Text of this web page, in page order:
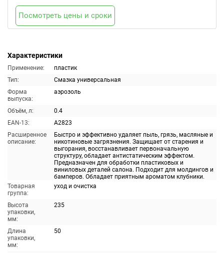
Характеристики
Применение:
пластик
Тип:
Смазка универсальная
Форма
выпуска:
аэрозоль
Объём, л:
0.4
EAN-13:
A2823
Расширенное
описание:
Быстро и эффективно удаляет пыль, грязь, масляные и
никотиновые загрязнения. Защищает от старения и
выгорания, восстанавливает первоначальную
структуру, обладает антистатическим эффектом.
Предназначен для обработки пластиковых и
виниловых деталей салона. Подходит для молдингов и
бамперов. Обладает приятным ароматом клубники.
Товарная
группа:
уход и очистка
Высота
упаковки,
мм:
235
Длина
упаковки,
мм:
50
Посмотреть цены и сроки